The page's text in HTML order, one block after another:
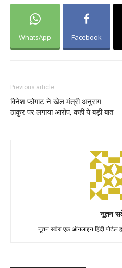
WhatsApp Facebook
Previous article
विनेश फोगाट ने खेल मंत्री अनुराग
ठाकुर पर लगाया आरोप, कही ये बड़ी बात
नूतन
नूतन सवेरा एक ऑनलाइन हिंदी पोर्टल